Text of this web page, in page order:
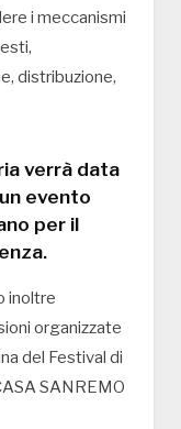
i meccanismi
distribuzione,
verrà data
evento
per il
inoltre
organizzate
del Festival di
SANREMO